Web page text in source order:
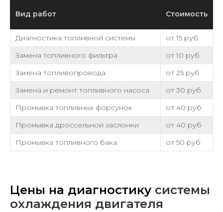
Вид работ Стоимость
Диагностика топливной системы
от 15 руб
Замена топливного фильтра
от 10 руб
Замена топливопровода
от 25 руб
Замена и ремонт топливного насоса
от 30 руб
Промывка топливных форсунок
от 40 руб
Промывка дроссельной заслонки
от 40 руб
Промывка топливного бака
от 50 руб
Цены на диагностику системы
охлаждения двигателя